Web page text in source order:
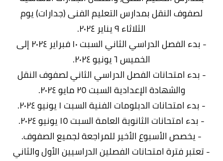
لصفوف النقل بمدارس التعليم الفنى (جدارات) يوم
الثلاثاء ٩ يناير ٢٠٢٤.
- بدء الفصل الدراسي الثاني السبت ١٠ فبراير ٢٠٢٤ إلى
الخميس ٦ يونيو ٢٠٢٤.
- بدء امتحانات الفصل الدراسي الثاني لصفوف النقل
والشهادة الإعدادية السبت ٢٥ مايو ٢٠٢٤.
- بدء امتحانات الدبلومات الفنية السبت ١ يونيو ٢٠٢٤.
- بدء امتحانات الثانوية العامة السبت ١٥ يونيو ٢٠٢٤.
- يخصص الأسبوع الأخير للمراجعة لجميع الصفوف.
- تعتبر فترة امتحانات الفصلين الدراسيين الأول والثاني